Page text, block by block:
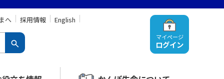
マイページ
ログイン
へ 採用情報 English